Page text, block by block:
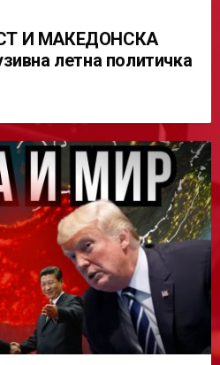
И МАКЕДОНСКА
летна политичка